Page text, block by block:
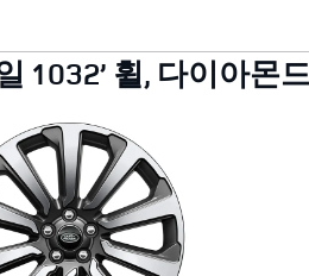
1032’ 휠, 다이아몬